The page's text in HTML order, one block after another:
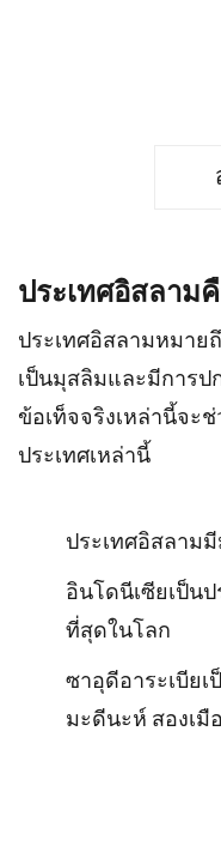
ประเทศอิสลาม
ประเทศอิสลามหมาย
เป็นมุสลิมและมีการ
ข้อเท็จจริงเหล่านี้จะ
ประเทศเหล่านี้
ประเทศอิสลาม
อินโดนีเซียเป็น
ที่สุดในโลก
ซาอุดีอาระเบีย
มะดีนะห์ สองเ